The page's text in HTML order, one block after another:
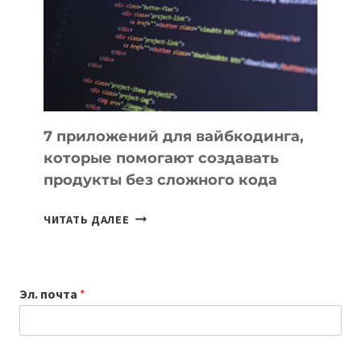
ДЛЯ
РАБОТЫ
7 приложений для вайбкодинга,
которые помогают создавать
продукты без сложного кода
ЧИТАТЬ ДАЛЕЕ 7
СОЗДАВАТЬ
Эл. почта *